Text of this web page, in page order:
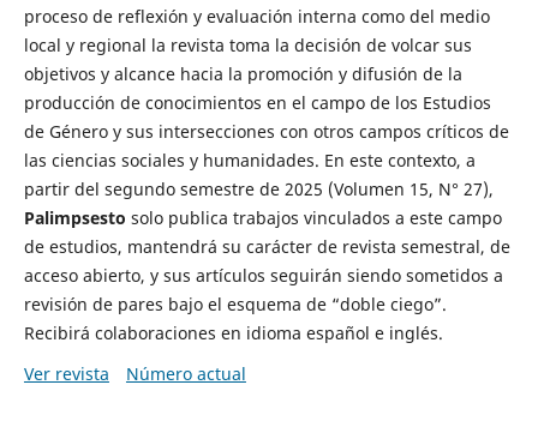
proceso de reflexión y evaluación interna como del medio
local y regional la revista toma la decisión de volcar sus
objetivos y alcance hacia la promoción y difusión de la
producción de conocimientos en el campo de los Estudios
de Género y sus intersecciones con otros campos críticos de
las ciencias sociales y humanidades. En este contexto, a
partir del segundo semestre de 2025 (Volumen 15, N° 27),
Palimpsesto solo publica trabajos vinculados a este campo
de estudios, mantendrá su carácter de revista semestral, de
acceso abierto, y sus artículos seguirán siendo sometidos a
revisión de pares bajo el esquema de “doble ciego”.
Recibirá colaboraciones en idioma español e inglés.
Ver revista
Número actual